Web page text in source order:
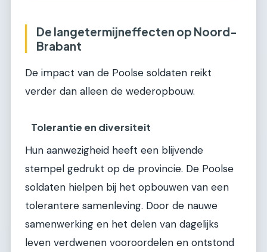
De langetermijneffecten op Noord-
Brabant
De impact van de Poolse soldaten reikt
verder dan alleen de wederopbouw.
Tolerantie en diversiteit
Hun aanwezigheid heeft een blijvende
stempel gedrukt op de provincie. De Poolse
soldaten hielpen bij het opbouwen van een
tolerantere samenleving. Door de nauwe
samenwerking en het delen van dagelijks
leven verdwenen vooroordelen en ontstond